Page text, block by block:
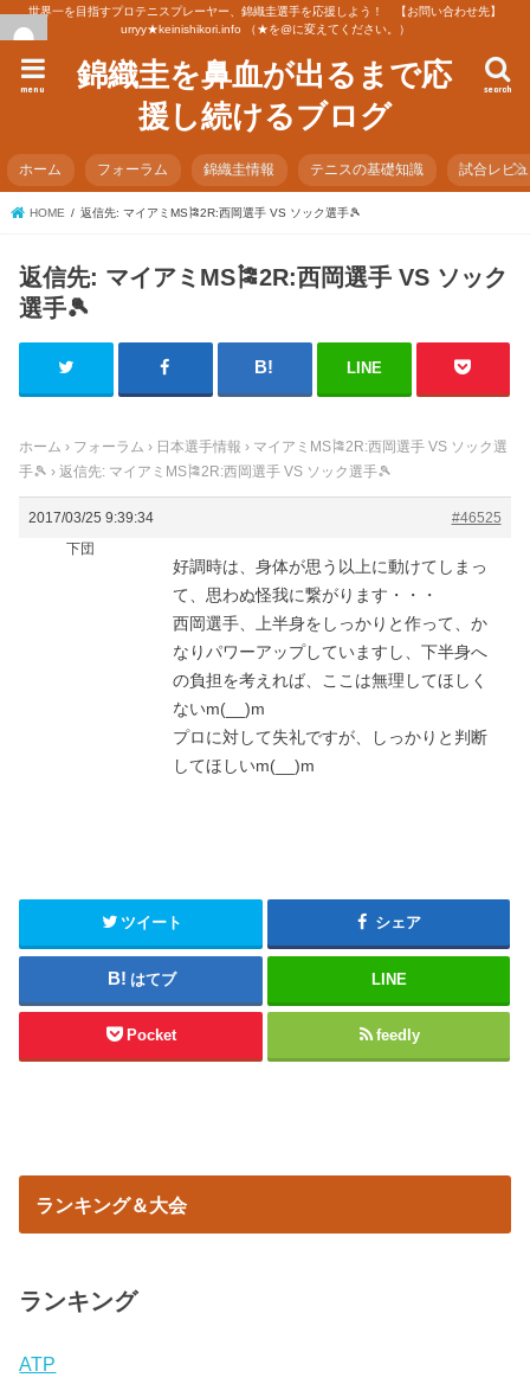
世界一を目指すプロテニスプレーヤー、錦織圭選手を応援しよう！ 【お問い合わせ先】
urryy★keinishikori.info （★を@に変えてください。）
錦織圭を鼻血が出るまで応
援し続けるブログ
search
menu
ホーム フォーラム 錦織圭情報 テニスの基礎知識 試合レビ
HOME 返信先: マイアミMS🎏2R:西岡選手 VS ソック選手🎾
返信先: マイアミMS🎏2R:西岡選手 VS ソック
選手🎾
LINE
ホーム › フォーラム › 日本選手情報 › マイアミMS🎏2R:西岡選手 VS ソック選
手🎾 › 返信先: マイアミMS🎏2R:西岡選手 VS ソック選手🎾
2017/03/25 9:39:34
#46525
下団
好調時は、身体が思う以上に動けてしまっ
て、思わぬ怪我に繋がります・・・
西岡選手、上半身をしっかりと作って、か
なりパワーアップしていますし、下半身へ
の負担を考えれば、ここは無理してほしく
ないm(__)m
プロに対して失礼ですが、しっかりと判断
してほしいm(__)m
ツイート シェア
はてブ LINE
Pocket feedly
ランキング＆大会
ランキング
ATP